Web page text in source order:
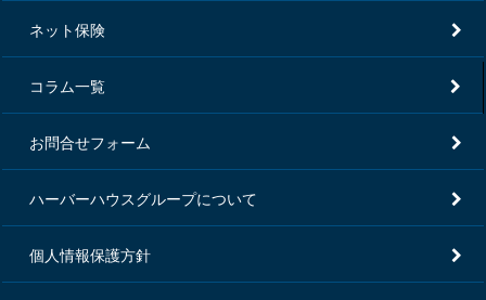
ネット保険
コラム一覧
お問合せフォーム
ハーバーハウスグループについて
個人情報保護方針